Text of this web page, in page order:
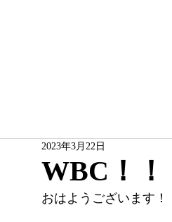
WBC！！
2023年3月22日
おはようございます！